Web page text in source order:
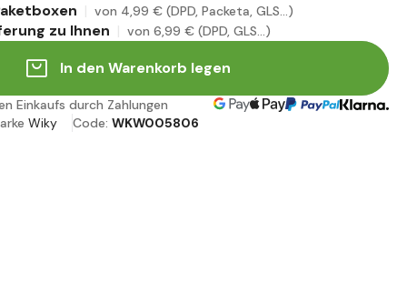
von 4,99 € (DPD, Packeta, GLS...)
zu Ihnen von 6,99 € (DPD, GLS...)
In den Warenkorb legen
Einkaufs durch Zahlungen
Wiky Code: WKW005806